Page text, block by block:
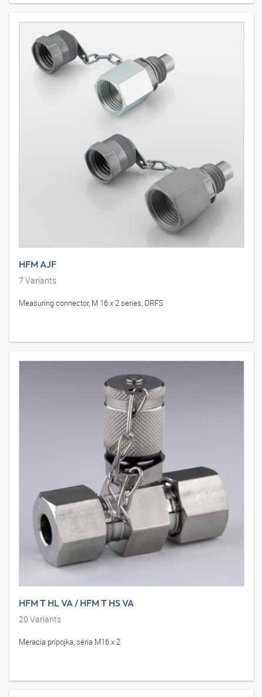
HFM AJF
7 Variants
Measuring connector, M 16 x 2 series, ORFS
HFM T HL VA / HFM T HS VA
20 Variants
Meracia prípojka, séria M16 x 2